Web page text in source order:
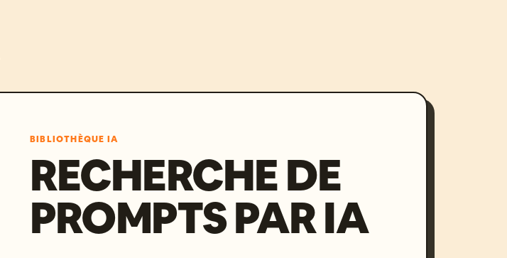
BIBLIOTHÈQUE IA
RECHERCHE DE
PROMPTS PAR IA